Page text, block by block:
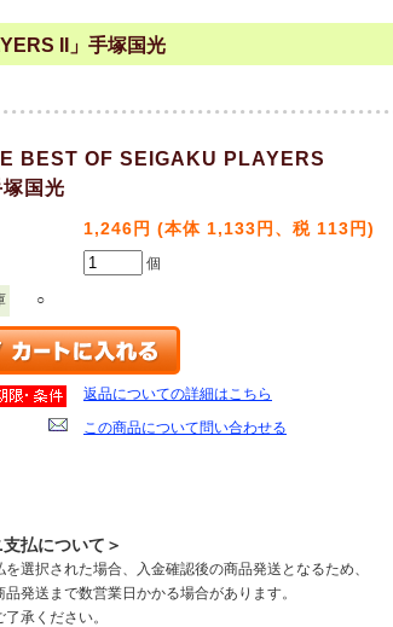
II」手塚国光
BEST OF SEIGAKU PLAYERS
塚国光
1,246円 (本体 1,133円、税 113円)
個
○
返品についての詳細はこちら
この商品について問い合わせる
払について＞
を選択された場合、入金確認後の商品発送となるため、
品発送まで数営業日かかる場合があります。
承ください。